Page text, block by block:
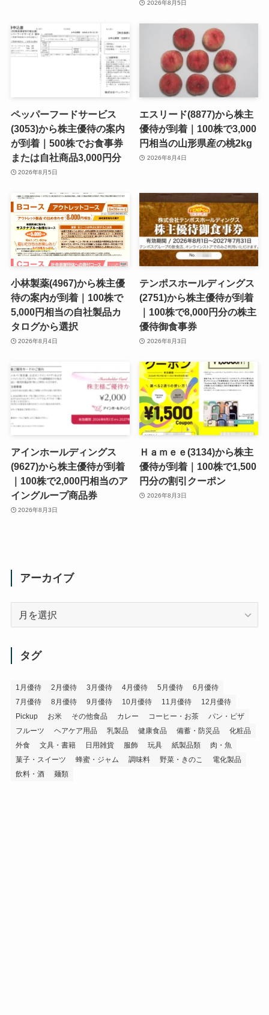
2026年8月5日
ペッパーフードサービス
(3053)から株主優待の案内
が到着｜500株でお食事券
または自社商品3,000円分
2026年8月5日
エスリード(8877)から株主
優待が到着｜100株で3,000
円相当の山形県産の桃2kg
2026年8月4日
小林製薬(4967)から株主優
待の案内が到着｜100株で
5,000円相当の自社製品カ
タログから選択
2026年8月4日
テンポスホールディングス
(2751)から株主優待が到着
｜100株で8,000円分の株主
優待御食事券
2026年8月3日
アインホールディングス
(9627)から株主優待が到着
｜100株で2,000円相当のア
イングループ商品券
2026年8月3日
Ｈａｍｅｅ(3134)から株主
優待が到着｜100株で1,500
円分の割引クーポン
2026年8月3日
アーカイブ
タグ
1月優待 2月優待 3月優待 4月優待 5月優待
6月優待
7月優待
8月優待 9月優待 10月優待 11月優待
12月優待
Pickup
お米 その他食品 カレー コーヒー・お茶
パン・ピザ
フルーツ
ヘアケア用品 乳製品 健康食品 備蓄・防災品
化粧品
外食
文具・書籍 日用雑貨 服飾 玩具 紙製品類
肉・魚
菓子・スイーツ
蜂蜜・ジャム 調味料 野菜・きのこ
電化製品
飲料・酒
麺類